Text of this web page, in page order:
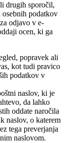
drugih sporočil,
podatkov
odjavo v e-
ocen, ki ga
popravek ali
kot tudi pravico
podatkov v
naslov, ki je
da lahko
oddate naročila
naslov, o katerem
tega preverjanja
naslovom.